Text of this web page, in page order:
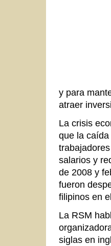
y para
atraer
La crisis
que la
salarios y
de 2008 y
fueron
filipinos en
La RSM
siglas en